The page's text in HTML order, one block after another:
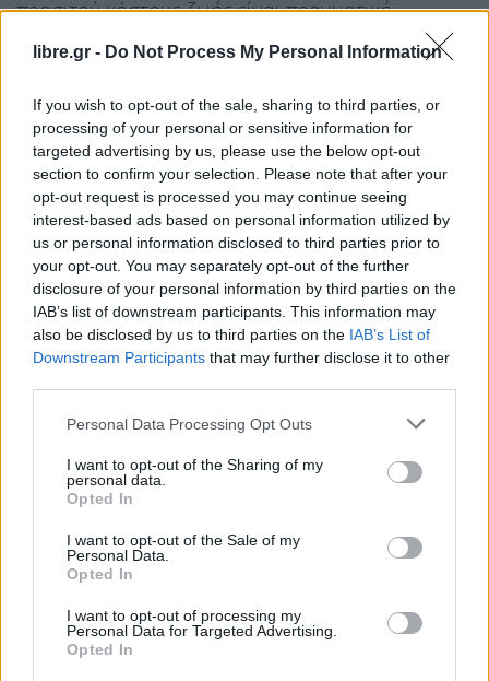
libre.gr - Do Not Process My Personal Information
If you wish to opt-out of the sale, sharing to third parties, or
processing of your personal or sensitive information for
targeted advertising by us, please use the below opt-out
section to confirm your selection. Please note that after your
opt-out request is processed you may continue seeing
interest-based ads based on personal information utilized by
us or personal information disclosed to third parties prior to
your opt-out. You may separately opt-out of the further
disclosure of your personal information by third parties on the
IAB’s list of downstream participants. This information may
also be disclosed by us to third parties on the IAB’s List of
Downstream Participants that may further disclose it to other
Personal Data Processing Opt Outs
I want to opt-out of the Sharing of my
personal data.
Opted In
I want to opt-out of the Sale of my
Personal Data.
Opted In
I want to opt-out of processing my
Personal Data for Targeted Advertising.
Opted In
προσιτού κόστους ζωής είναι πραγματική»,
σημειώνοντας όμως ότι η απάντηση δεν μπορεί
τηρηθούν». Όπως είπε, κάθε παρέμβαση πρέπει να
γίνεται «εντός των ορίων των δημοσιονομικών
δυνατοτήτων».
Ο κ. Μητσοτάκης επανέλαβε ότι η κυβέρνηση
διαθέτει «ισχυρή νομιμοποίηση»,καθώς έχει
εκλεγεί δύο φορές, και υποστήριξε ότι έχει
υλοποιήσει τις περισσότερες δεσμεύσεις της. Στο
επίκεντρο της δεύτερης θητείας, όπως τόνισε,
η ενίσχυση των εισοδημάτων,
τον μέσο μισθό που ξεπερνά τα 1.500 ευρώ.
Παράλληλα, έκανε λόγο για επιστροφή Ελλήνων
από το εξωτερικό και για «καλές θέσεις εργασίας»,
που δυσκολεύονται».
Ανατρέχοντας στην προηγούμενη δεκαετία,
εριέγραψε την περίοδο της ενισχυμένης